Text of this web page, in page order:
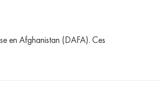
en Afghanistan (DAFA). Ces